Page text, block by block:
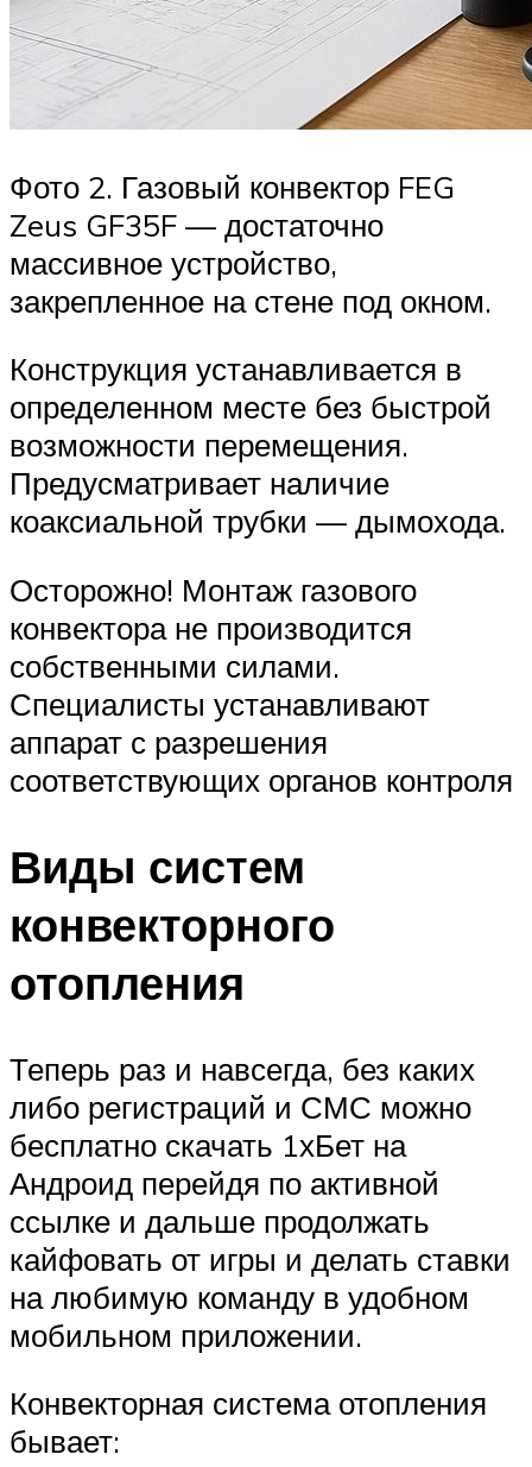
Фото 2. Газовый конвектор FEG
Zeus GF35F — достаточно
массивное устройство,
закрепленное на стене под окном.
Конструкция устанавливается в
определенном месте без быстрой
возможности перемещения.
Предусматривает наличие
коаксиальной трубки — дымохода.
Осторожно! Монтаж газового
конвектора не производится
собственными силами.
Специалисты устанавливают
аппарат с разрешения
соответствующих органов контроля
Виды систем
конвекторного
отопления
Теперь раз и навсегда, без каких
либо регистраций и СМС можно
бесплатно скачать 1хБет на
Андроид перейдя по активной
ссылке и дальше продолжать
кайфовать от игры и делать ставки
на любимую команду в удобном
мобильном приложении.
Конвекторная система отопления
бывает: